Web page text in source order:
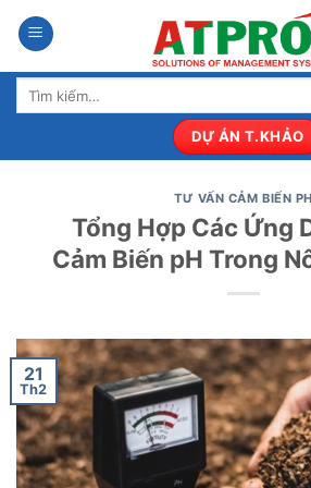
qua
nội
dung
Tìm
DỰ ÁN T.KHẢO
TƯ VẤN CẢM BIẾN PH
Tổng Hợp Các Ứng
Cảm Biến pH Trong
21
Th2